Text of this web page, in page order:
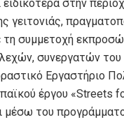
στην
γειτονιάς,
τη συμμετοχή
συνεργατών του
Εργαστήριο
έργου «Streets
μέσω του